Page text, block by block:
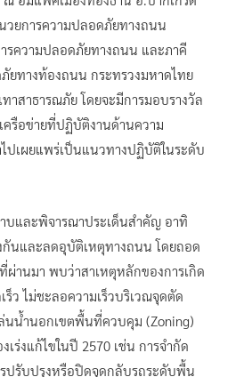
ยการความปลอดภัยทางถนน
รความปลอดภัยทางถนน และภาคี
ยทางท้องถนน กระทรวงมหาดไทย
าสาธารณภัย โดยจะมีการมอบรางวัล
ครือข่ายที่ปฏิบัติงานด้านความ
เผยแพร่เป็นแนวทางปฏิบัติในระดับ
บและพิจารณาประเด็นสำคัญ อาทิ
นและลดอุบัติเหตุทางถนน โดยถอด
ผ่านมา พบว่าสาเหตุหลักของการเกิด
ว ไม่ชะลอความเร็วบริเวณจุดตัด
นน้ำนอกเขตพื้นที่ควบคุม (Zoning)
ร่งแก้ไขในปี 2570 เช่น การจำกัด
รปรับปรุงหรือปิดจุดกลับรถระดับพื้น